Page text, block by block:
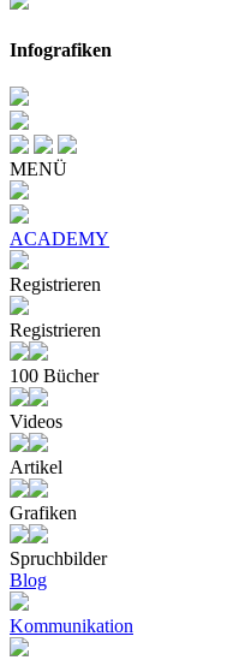
Infografiken
MENÜ
ACADEMY
Registrieren
Registrieren
100 Bücher
Videos
Artikel
Grafiken
Spruchbilder
Blog
Kommunikation